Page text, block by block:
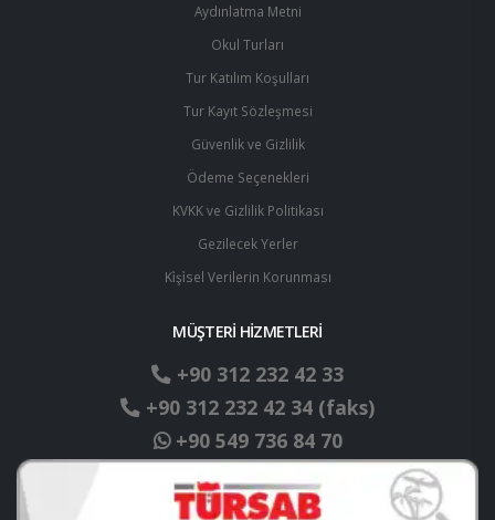
Aydınlatma Metni
Okul Turları
Tur Katılım Koşulları
Tur Kayıt Sözleşmesi
Güvenlik ve Gizlilik
Ödeme Seçenekleri
KVKK ve Gizlilik Politikası
Gezilecek Yerler
Ki̇şi̇sel Verilerin Korunması
MÜŞTERİ HİZMETLERİ
+90 312 232 42 33
+90 312 232 42 34 (faks)
+90 549 736 84 70